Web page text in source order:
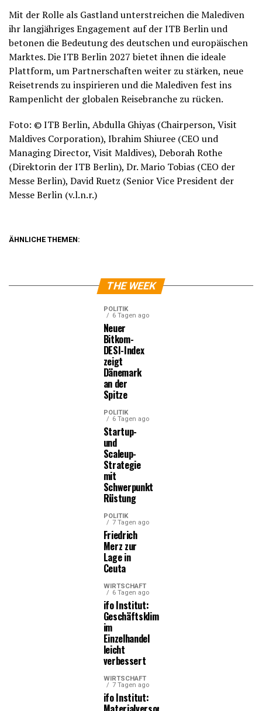
Mit der Rolle als Gastland unterstreichen die Malediven
ihr langjähriges Engagement auf der ITB Berlin und
betonen die Bedeutung des deutschen und europäischen
Marktes. Die ITB Berlin 2027 bietet ihnen die ideale
Plattform, um Partnerschaften weiter zu stärken, neue
Reisetrends zu inspirieren und die Malediven fest ins
Rampenlicht der globalen Reisebranche zu rücken.
Foto: © ITB Berlin, Abdulla Ghiyas (Chairperson, Visit
Maldives Corporation), Ibrahim Shiuree (CEO und
Managing Director, Visit Maldives), Deborah Rothe
(Direktorin der ITB Berlin), Dr. Mario Tobias (CEO der
Messe Berlin), David Ruetz (Senior Vice President der
Messe Berlin (v.l.n.r.)
ÄHNLICHE THEMEN:
THE WEEK
POLITIK
6 Tagen ago
Neuer
Bitkom-
DESI-Index
zeigt
Dänemark
an der
Spitze
POLITIK
6 Tagen ago
Startup-
und
Scaleup-
Strategie
mit
Schwerpunkt
Rüstung
POLITIK
7 Tagen ago
Friedrich
Merz zur
Lage in
Ceuta
WIRTSCHAFT
6 Tagen ago
ifo Institut:
Geschäftsklima
im
Einzelhandel
leicht
verbessert
WIRTSCHAFT
7 Tagen ago
ifo Institut: